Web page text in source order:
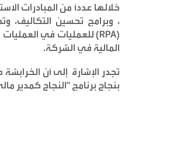
خلالها عدداً من المبادرات
، وبرامج تحسين التكاليف،
للعمليات(RPA)
في العمليات
المالية في الشركة.
تجدر الإشارة إلى أن
بنجاح برنامج "النجاح كمدير